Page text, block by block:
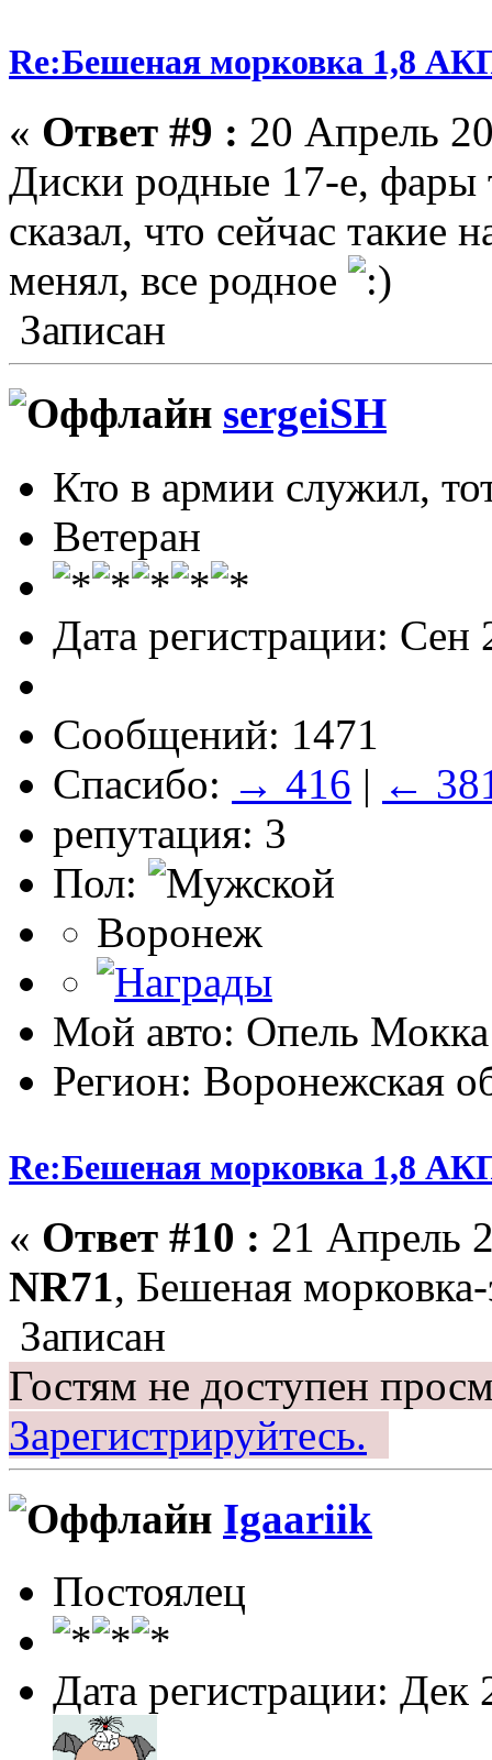
Re:Бешеная морковка 1,8
« Ответ #9 : 20 Апрель
Диски родные 17-е, фары
сказал, что сейчас такие
менял, все родное
Записан
sergeiSH
Кто в армии служил,
Ветеран
Дата регистрации: Сен
Сообщений: 1471
Спасибо: → 416 | ←
репутация: 3
Пол:
Воронеж
Мой авто: Опель
Регион: Воронежская
Re:Бешеная морковка 1,8
« Ответ #10 : 21 Апрель
NR71, Бешеная
Записан
Гостям не доступен
Зарегистрируйтесь.
Igaariik
Постоялец
Дата регистрации: Дек